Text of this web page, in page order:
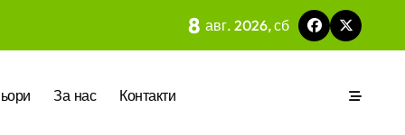
8 авг. 2026, сб
За нас Контакти